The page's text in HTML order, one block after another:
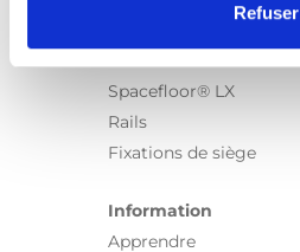
Refuser
Spacefloor® LX
Rails
Fixations de siège
Information
Apprendre